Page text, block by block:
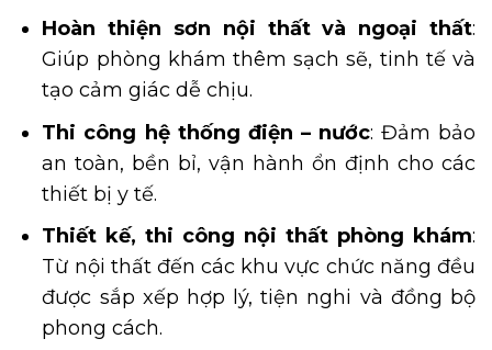
Hoàn thiện sơn nội thất và ngoại thất:
Giúp phòng khám thêm sạch sẽ, tinh tế và
tạo cảm giác dễ chịu.
Thi công hệ thống điện – nước: Đảm bảo
an toàn, bền bỉ, vận hành ổn định cho các
thiết bị y tế.
Thiết kế, thi công nội thất phòng khám:
Từ nội thất đến các khu vực chức năng đều
được sắp xếp hợp lý, tiện nghi và đồng bộ
phong cách.